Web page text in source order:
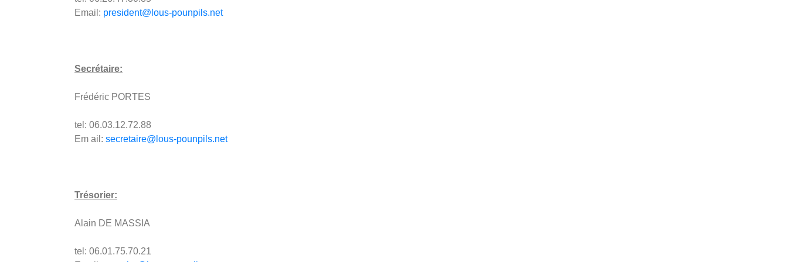
Email: president@lous-pounpils.net
Secrétaire:
Frédéric PORTES
tel: 06.03.12.72.88
Em ail: secretaire@lous-pounpils.net
Trésorier:
Alain DE MASSIA
tel: 06.01.75.70.21